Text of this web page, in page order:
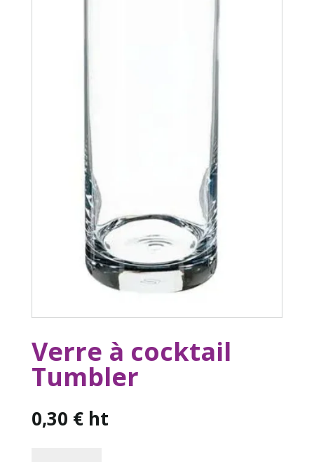
Verre à cocktail
Tumbler
0,30 € ht